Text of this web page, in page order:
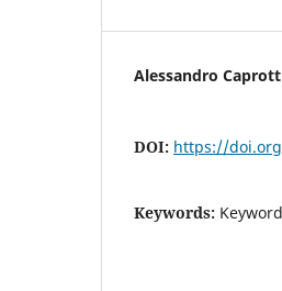
Alessandro
DOI: https://
Keywords: